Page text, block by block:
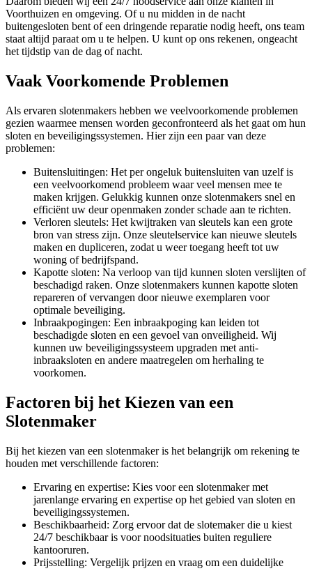
Voorthuizen en omgeving. Of u nu midden in de nacht
buitengesloten bent of een dringende reparatie nodig heeft, ons team
staat altijd paraat om u te helpen. U kunt op ons rekenen, ongeacht
het tijdstip van de dag of nacht.
Vaak Voorkomende Problemen
Als ervaren slotenmakers hebben we veelvoorkomende problemen
gezien waarmee mensen worden geconfronteerd als het gaat om hun
sloten en beveiligingssystemen. Hier zijn een paar van deze
problemen:
Buitensluitingen: Het per ongeluk buitensluiten van uzelf is
een veelvoorkomend probleem waar veel mensen mee te
maken krijgen. Gelukkig kunnen onze slotenmakers snel en
efficiënt uw deur openmaken zonder schade aan te richten.
Verloren sleutels: Het kwijtraken van sleutels kan een grote
bron van stress zijn. Onze sleutelservice kan nieuwe sleutels
maken en dupliceren, zodat u weer toegang heeft tot uw
woning of bedrijfspand.
Kapotte sloten: Na verloop van tijd kunnen sloten verslijten of
beschadigd raken. Onze slotenmakers kunnen kapotte sloten
repareren of vervangen door nieuwe exemplaren voor
optimale beveiliging.
Inbraakpogingen: Een inbraakpoging kan leiden tot
beschadigde sloten en een gevoel van onveiligheid. Wij
kunnen uw beveiligingssysteem upgraden met anti-
inbraaksloten en andere maatregelen om herhaling te
voorkomen.
Factoren bij het Kiezen van een
Slotenmaker
Bij het kiezen van een slotenmaker is het belangrijk om rekening te
houden met verschillende factoren:
Ervaring en expertise: Kies voor een slotenmaker met
jarenlange ervaring en expertise op het gebied van sloten en
beveiligingssystemen.
Beschikbaarheid: Zorg ervoor dat de slotemaker die u kiest
24/7 beschikbaar is voor noodsituaties buiten reguliere
kantooruren.
Prijsstelling: Vergelijk prijzen en vraag om een duidelijke